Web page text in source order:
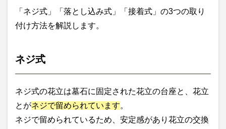
「ネジ式」「落とし込み式」「接着式」の3つの取り
付け方法を解説します。
ネジ式
ネジ式の花立は墓石に固定された花立の台座と、花立
とがネジで留められています。
ネジで留められているため、安定感があり花立の交換